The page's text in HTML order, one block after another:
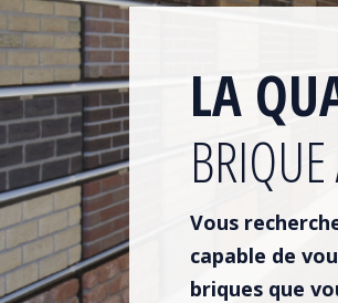
LA
Vous
capable de
briques que